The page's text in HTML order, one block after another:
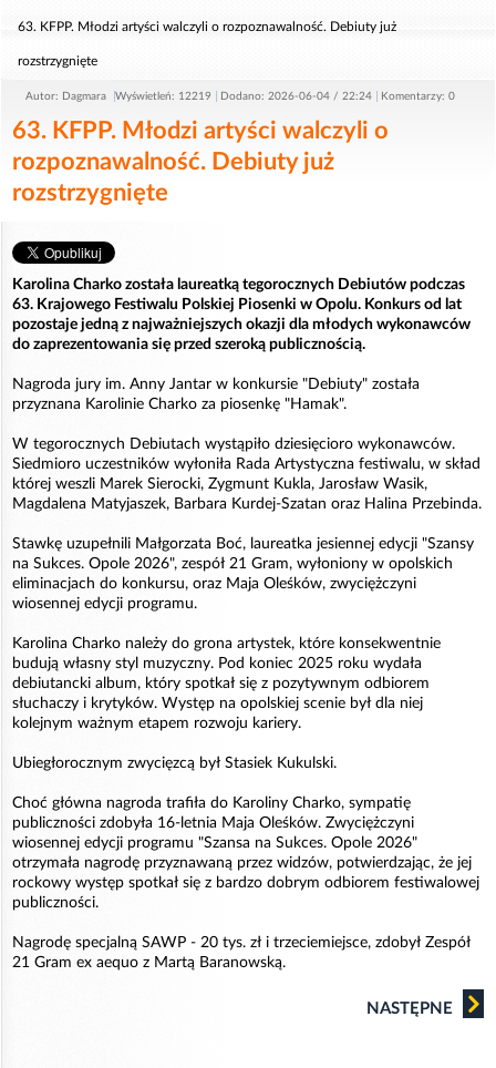
63. KFPP. Młodzi artyści walczyli o rozpoznawalność. Debiuty już
rozstrzygnięte
Autor: Dagmara Wyświetleń: 12219 Dodano: 2026-06-04 / 22:24 Komentarzy: 0
63. KFPP. Młodzi artyści walczyli o
rozpoznawalność. Debiuty już
rozstrzygnięte
Karolina Charko została laureatką tegorocznych Debiutów podczas
63. Krajowego Festiwalu Polskiej Piosenki w Opolu. Konkurs od lat
pozostaje jedną z najważniejszych okazji dla młodych wykonawców
do zaprezentowania się przed szeroką publicznością.
Nagroda jury im. Anny Jantar w konkursie "Debiuty" została
przyznana Karolinie Charko za piosenkę "Hamak".
W tegorocznych Debiutach wystąpiło dziesięcioro wykonawców.
Siedmioro uczestników wyłoniła Rada Artystyczna festiwalu, w skład
której weszli Marek Sierocki, Zygmunt Kukla, Jarosław Wasik,
Magdalena Matyjaszek, Barbara Kurdej-Szatan oraz Halina Przebinda.
Stawkę uzupełnili Małgorzata Boć, laureatka jesiennej edycji "Szansy
na Sukces. Opole 2026", zespół 21 Gram, wyłoniony w opolskich
eliminacjach do konkursu, oraz Maja Oleśków, zwyciężczyni
wiosennej edycji programu.
Karolina Charko należy do grona artystek, które konsekwentnie
budują własny styl muzyczny. Pod koniec 2025 roku wydała
debiutancki album, który spotkał się z pozytywnym odbiorem
słuchaczy i krytyków. Występ na opolskiej scenie był dla niej
kolejnym ważnym etapem rozwoju kariery.
Ubiegłorocznym zwycięzcą był Stasiek Kukulski.
Choć główna nagroda trafiła do Karoliny Charko, sympatię
publiczności zdobyła 16-letnia Maja Oleśków. Zwyciężczyni
wiosennej edycji programu "Szansa na Sukces. Opole 2026"
otrzymała nagrodę przyznawaną przez widzów, potwierdzając, że jej
rockowy występ spotkał się z bardzo dobrym odbiorem festiwalowej
publiczności.
Nagrodę specjalną SAWP - 20 tys. zł i trzeciemiejsce, zdobył Zespół
21 Gram ex aequo z Martą Baranowską.
NASTĘPNE